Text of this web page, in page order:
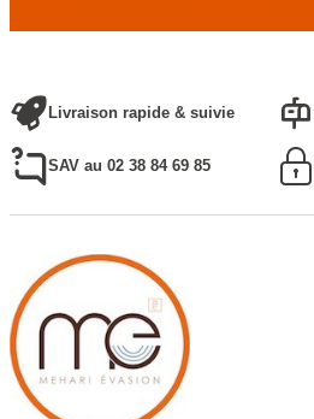
Livraison rapide & suivie
SAV au 02 38 84 69 85